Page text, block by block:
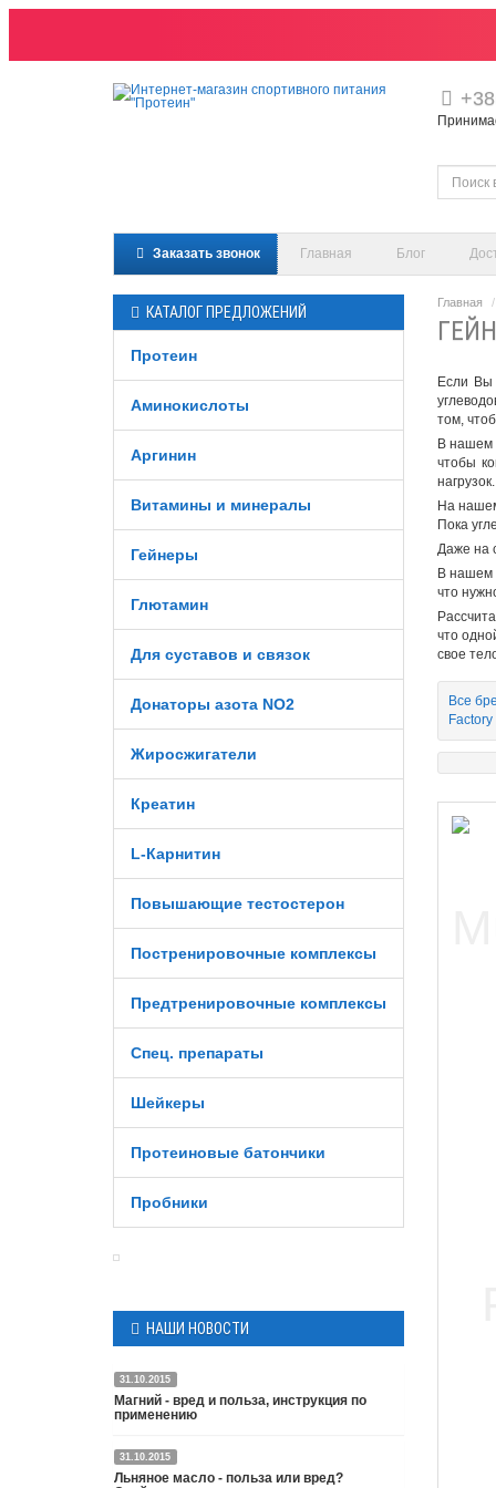
Заказать звонок Главная Блог
КАТАЛОГ ПРЕДЛОЖЕНИЙ
Протеин
Аминокислоты
Аргинин
Витамины и минералы
Гейнеры
Глютамин
Для суставов и связок
Донаторы азота NO2
Жиросжигатели
Креатин
L-Карнитин
Повышающие тестостерон
Постренировочные комплексы
Предтренировочные комплексы
Спец. препараты
Шейкеры
Протеиновые батончики
Пробники
НАШИ НОВОСТИ
31.10.2015
Магний - вред и польза, инструкция по
применению
31.10.2015
Льняное масло - польза или вред?
Главная
Если Вы
том,
В нашем
чтобы
нагрузок.
На
Пока
Даже на
В нашем
что
что
свое
Все
Factory